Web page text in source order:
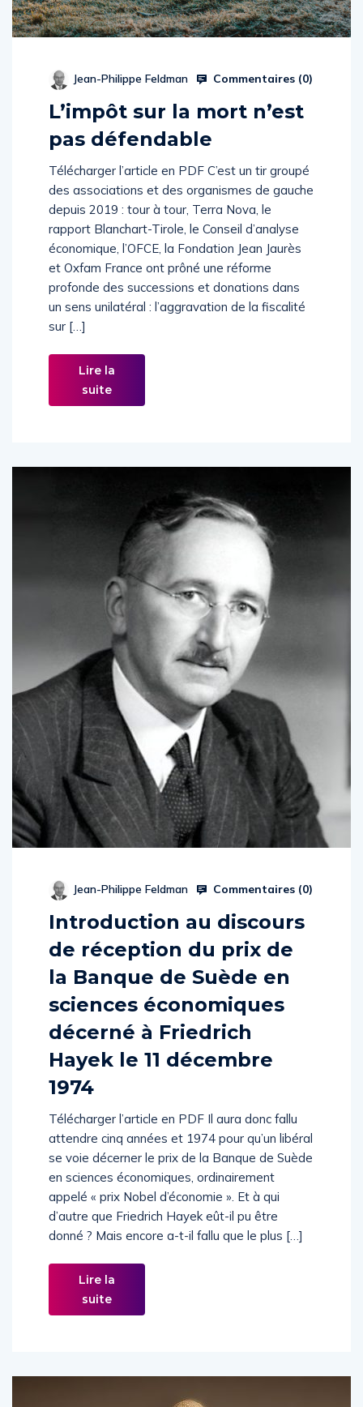
Jean-Philippe Feldman Commentaires (0)
L’impôt sur la mort n’est
pas défendable
Télécharger l’article en PDF C’est un tir groupé
des associations et des organismes de gauche
depuis 2019 : tour à tour, Terra Nova, le
rapport Blanchart-Tirole, le Conseil d’analyse
économique, l’OFCE, la Fondation Jean Jaurès
et Oxfam France ont prôné une réforme
profonde des successions et donations dans
un sens unilatéral : l’aggravation de la fiscalité
sur […]
Lire la
suite
Jean-Philippe Feldman Commentaires (0)
Introduction au discours
de réception du prix de
la Banque de Suède en
sciences économiques
décerné à Friedrich
Hayek le 11 décembre
1974
Télécharger l’article en PDF Il aura donc fallu
attendre cinq années et 1974 pour qu’un libéral
se voie décerner le prix de la Banque de Suède
en sciences économiques, ordinairement
appelé « prix Nobel d’économie ». Et à qui
d’autre que Friedrich Hayek eût-il pu être
donné ? Mais encore a-t-il fallu que le plus […]
Lire la
suite